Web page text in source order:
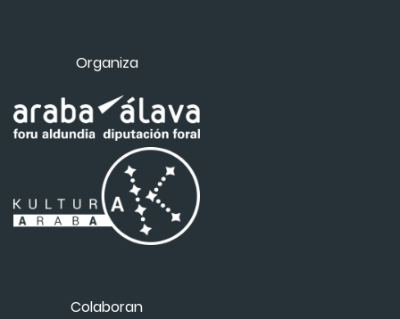
Organiza
Colaboran